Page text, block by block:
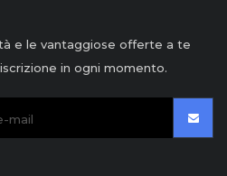
e le vantaggiose offerte a te
in ogni momento.